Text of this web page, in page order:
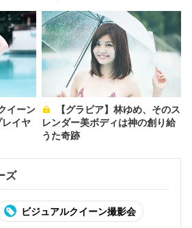
イヤ
レンダー美ボディは神の創り給
うた奇跡
ズ
ビジュアルクイーン撮影会